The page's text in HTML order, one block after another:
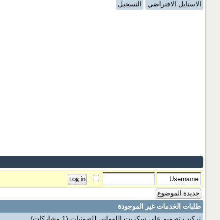
الاستايل الافتراضي
التسجيل
جديدة الموضوع
طلبات الخدمات غير الموجودة